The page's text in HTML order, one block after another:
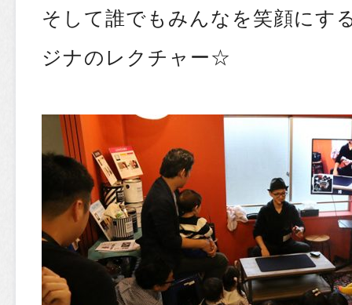
そして誰でもみんなを笑顔にす
ジナのレクチャー☆